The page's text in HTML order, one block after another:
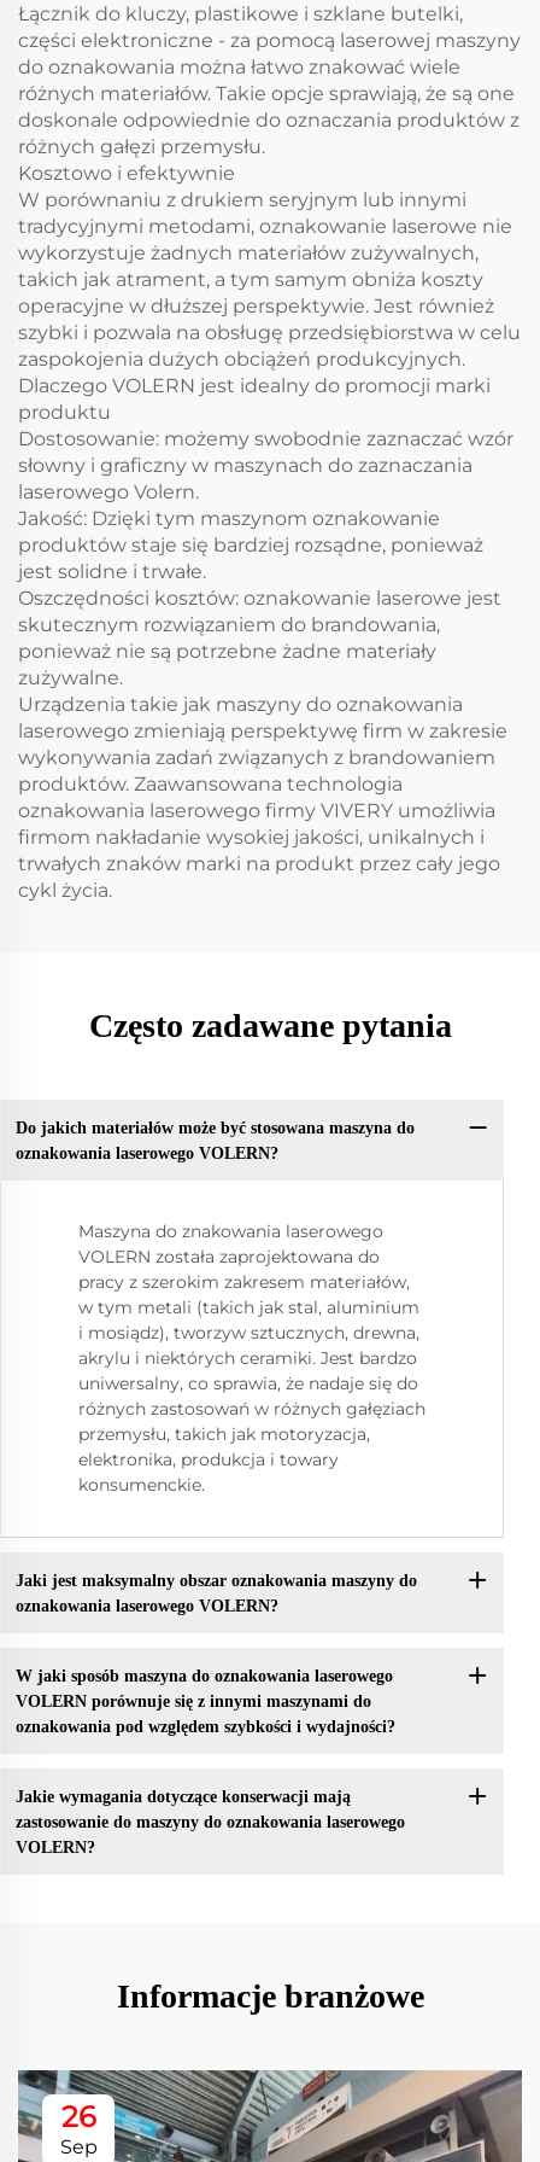
Łącznik do kluczy, plastikowe i szklane butelki,
części elektroniczne - za pomocą laserowej maszyny
do oznakowania można łatwo znakować wiele
różnych materiałów. Takie opcje sprawiają, że są one
doskonale odpowiednie do oznaczania produktów z
różnych gałęzi przemysłu.
Kosztowo i efektywnie
W porównaniu z drukiem seryjnym lub innymi
tradycyjnymi metodami, oznakowanie laserowe nie
wykorzystuje żadnych materiałów zużywalnych,
takich jak atrament, a tym samym obniża koszty
operacyjne w dłuższej perspektywie. Jest również
szybki i pozwala na obsługę przedsiębiorstwa w celu
zaspokojenia dużych obciążeń produkcyjnych.
Dlaczego VOLERN jest idealny do promocji marki
produktu
Dostosowanie: możemy swobodnie zaznaczać wzór
słowny i graficzny w maszynach do zaznaczania
laserowego Volern.
Jakość: Dzięki tym maszynom oznakowanie
produktów staje się bardziej rozsądne, ponieważ
jest solidne i trwałe.
Oszczędności kosztów: oznakowanie laserowe jest
skutecznym rozwiązaniem do brandowania,
ponieważ nie są potrzebne żadne materiały
zużywalne.
Urządzenia takie jak maszyny do oznakowania
laserowego zmieniają perspektywę firm w zakresie
wykonywania zadań związanych z brandowaniem
produktów. Zaawansowana technologia
oznakowania laserowego firmy VIVERY umożliwia
firmom nakładanie wysokiej jakości, unikalnych i
trwałych znaków marki na produkt przez cały jego
cykl życia.
Często zadawane pytania
Do jakich materiałów może być stosowana maszyna do
oznakowania laserowego VOLERN?
Maszyna do znakowania laserowego
VOLERN została zaprojektowana do
pracy z szerokim zakresem materiałów,
w tym metali (takich jak stal, aluminium
i mosiądz), tworzyw sztucznych, drewna,
akrylu i niektórych ceramiki. Jest bardzo
uniwersalny, co sprawia, że nadaje się do
różnych zastosowań w różnych gałęziach
przemysłu, takich jak motoryzacja,
elektronika, produkcja i towary
konsumenckie.
Jaki jest maksymalny obszar oznakowania maszyny do
oznakowania laserowego VOLERN?
W jaki sposób maszyna do oznakowania laserowego
VOLERN porównuje się z innymi maszynami do
oznakowania pod względem szybkości i wydajności?
Jakie wymagania dotyczące konserwacji mają
zastosowanie do maszyny do oznakowania laserowego
VOLERN?
Informacje branżowe
26
Sep